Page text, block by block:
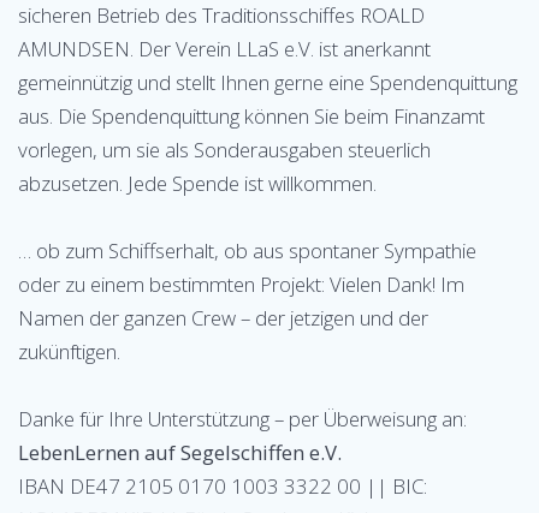
sicheren Betrieb des Traditionsschiffes ROALD
AMUNDSEN. Der Verein LLaS e.V. ist anerkannt
gemeinnützig und stellt Ihnen gerne eine Spendenquittung
aus. Die Spendenquittung können Sie beim Finanzamt
vorlegen, um sie als Sonderausgaben steuerlich
abzusetzen. Jede Spende ist willkommen.
… ob zum Schiffserhalt, ob aus spontaner Sympathie
oder zu einem bestimmten Projekt: Vielen Dank! Im
Namen der ganzen Crew – der jetzigen und der
zukünftigen.
Danke für Ihre Unterstützung – per Überweisung an:
LebenLernen auf Segelschiffen e.V.
IBAN DE47 2105 0170 1003 3322 00 || BIC: